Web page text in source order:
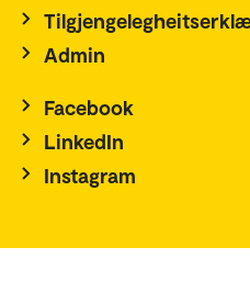
Admin
Facebook
LinkedIn
Instagram